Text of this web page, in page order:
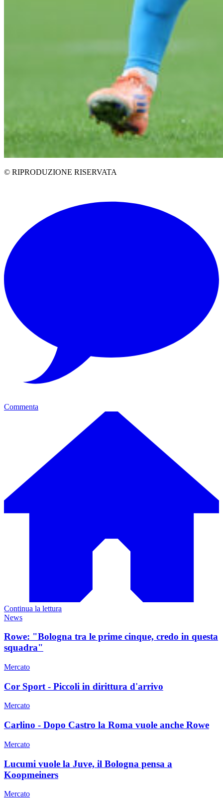
© RIPRODUZIONE RISERVATA
Commenta
Continua la lettura
News
Rowe: "Bologna tra le prime cinque, credo in questa
squadra"
Mercato
Cor Sport - Piccoli in dirittura d'arrivo
Mercato
Carlino - Dopo Castro la Roma vuole anche Rowe
Mercato
Lucumi vuole la Juve, il Bologna pensa a
Koopmeiners
Mercato